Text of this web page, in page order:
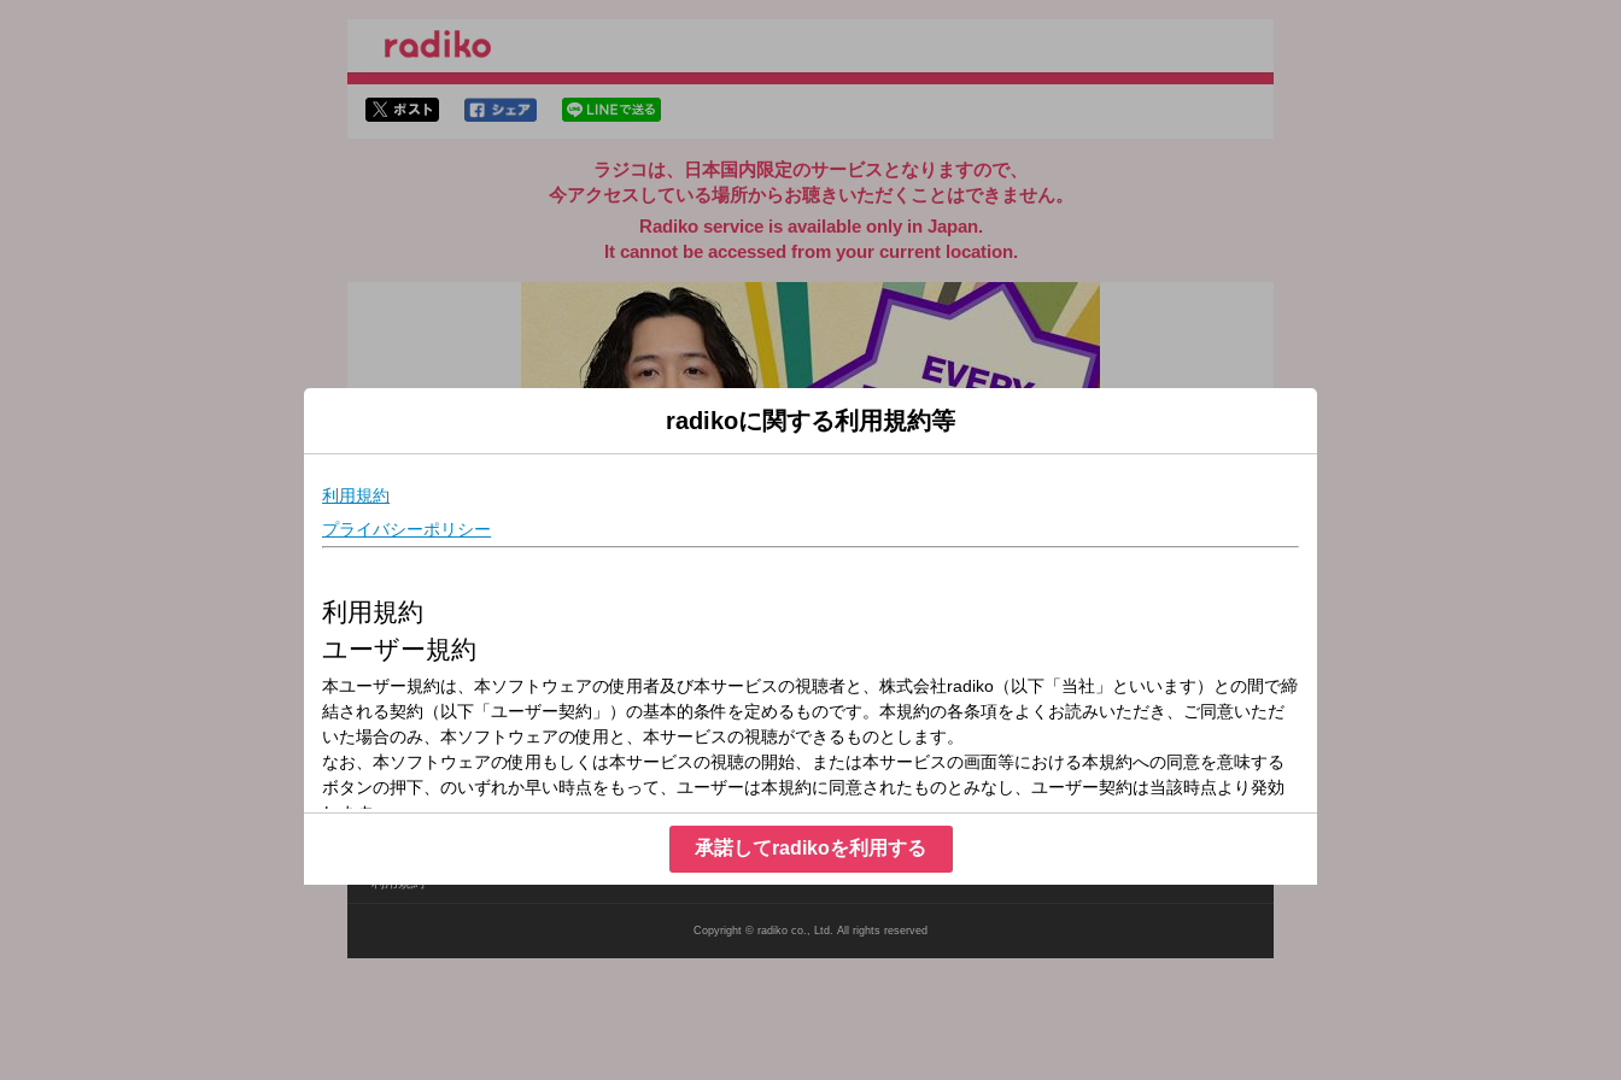
ラジコは、日本国内限定のサービスとなりますので、
今アクセスしている場所からお聴きいただくことはできません。
Radiko service is available only in Japan.
It cannot be accessed from your current location.
放送局
放送時間
2025年4月21日（月）27:00～28:30
番組名
オールナイトニッポン0（ZERO）
利用規約
Copyright © radiko co., Ltd. All rights reserved
radikoに関する利用規約等
承諾してradikoを利用する